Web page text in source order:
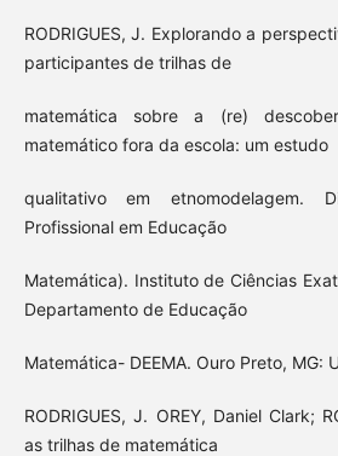
RODRIGUES, J. Explorando a
participantes de trilhas de
matemática sobre a (re)
matemático fora da escola: um estudo
qualitativo em etnomodelagem.
Profissional em Educação
Matemática). Instituto de Ciências
Departamento de Educação
Matemática- DEEMA. Ouro Preto, MG:
RODRIGUES, J. OREY, Daniel Clark;
as trilhas de matemática